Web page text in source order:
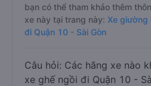
bạn có thể tham khảo thêm
xe này tại trang này: Xe giường
đi Quận 10 - Sài Gòn
Câu hỏi: Các hãng xe nào
xe ghế ngồi đi Quận 10 -